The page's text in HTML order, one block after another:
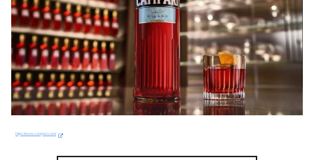
https://www.campari.com/